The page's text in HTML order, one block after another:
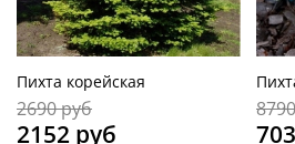
Пихта корейская
2690 руб
2152 руб